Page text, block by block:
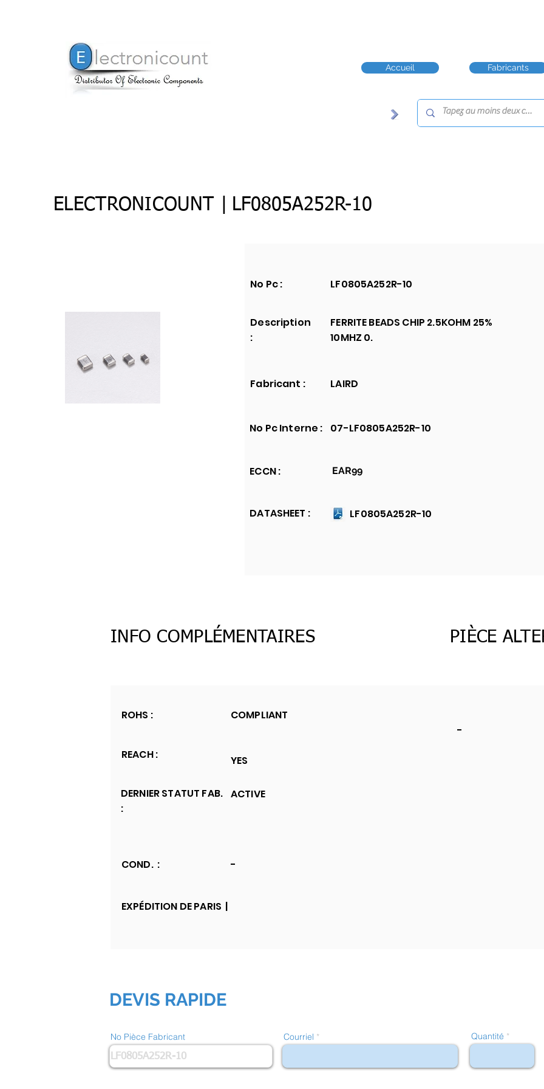
Accueil Fabricants
ELECTRONICOUNT | LF0805A252R-10
No Pc : LF0805A252R-10
Description
:
FERRITE BEADS CHIP 2.5KOHM 25%
10MHZ 0.
Fabricant :
No Pc Interne :
ECCN :
DATASHEET :
LAIRD
07-LF0805A252R-10
EAR99
LF0805A252R-10
INFO COMPLÉMENTAIRES PIÈCE
ROHS :
COMPLIANT
-
REACH :
DERNIER STATUT FAB.
:
YES
ACTIVE
COND. : -
EXPÉDITION DE PARIS |
DEVIS RAPIDE
No Pièce Fabricant Courriel Quantité